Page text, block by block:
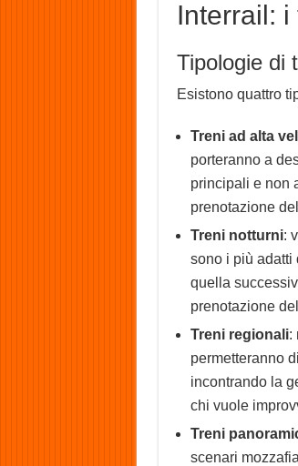
Interrail:
Tipologie di
Esistono quattro
Treni ad alta
porteranno a
principali e non
prenotazione
Treni notturni:
sono i più adatti
quella
prenotazione
Treni regionali:
permetteranno
incontrando la
chi vuole
Treni
scenari